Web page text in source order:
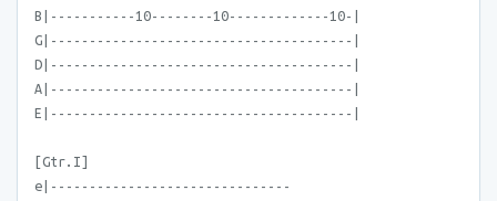
B|-----------10--------10-------------10-|
G|---------------------------------------|
D|---------------------------------------|
A|---------------------------------------|
E|---------------------------------------|
[Gtr.I]
e|-------------------------------